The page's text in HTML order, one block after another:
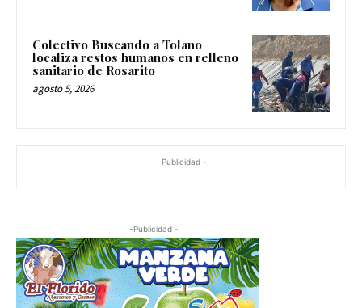
Colectivo Buscando a Tolano
localiza restos humanos en relleno
sanitario de Rosarito
agosto 5, 2026
- Publicidad -
-Publicidad -